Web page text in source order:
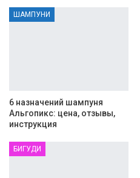
ШАМПУНИ
6 назначений шампуня
Альгопикс: цена, отзывы,
инструкция
БИГУДИ